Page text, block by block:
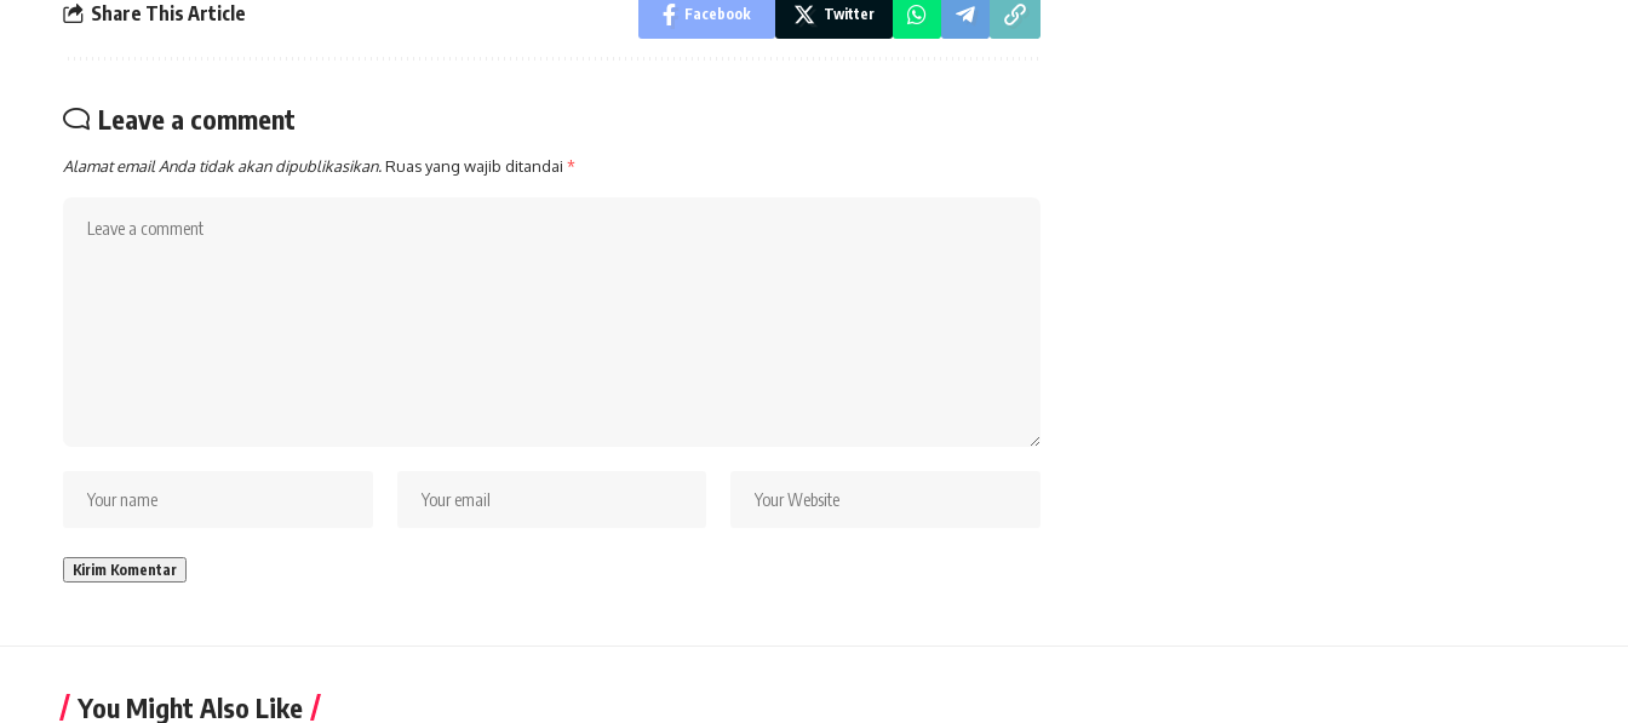
Share This Article Facebook Twitter
Leave a comment
Alamat email Anda tidak akan dipublikasikan.Ruas yang wajib ditandai *
You Might Also Like